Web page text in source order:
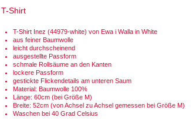
T-Shirt
T-Shirt Inez (44979-white) von Ewa i Walla in White
aus feiner Baumwolle
leicht durchscheinend
ausgestellte Passform
schmale Rollsäume an den Kanten
lockere Passform
gestickte Flickendetails am unteren Saum
Material: Baumwolle 100%
Länge: 60cm (bei Größe M)
Breite: 52cm (von Achsel zu Achsel gemessen bei Größe M)
Waschen bei 40 Grad Celsius